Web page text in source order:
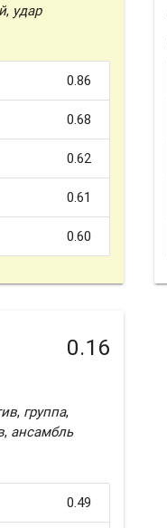
, удар
0.86
0.68
0.62
0.61
0.60
0.16
, группа,
, ансамбль
0.49